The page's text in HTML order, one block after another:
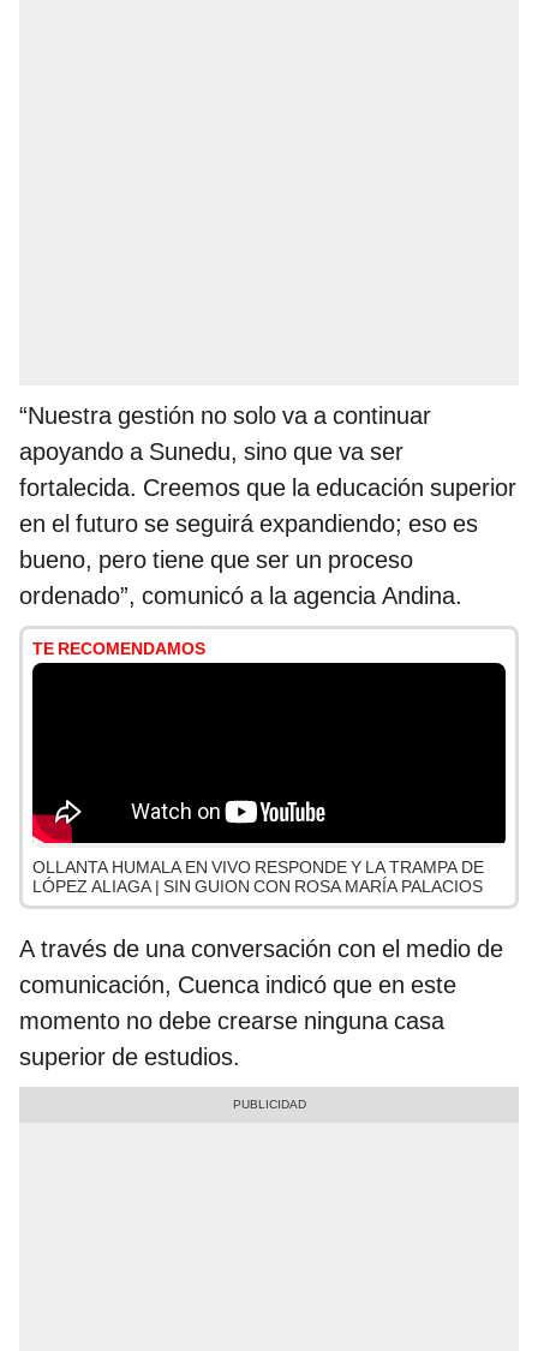
“Nuestra gestión no solo va a continuar
apoyando a Sunedu, sino que va ser
fortalecida. Creemos que la educación superior
en el futuro se seguirá expandiendo; eso es
bueno, pero tiene que ser un proceso
ordenado”, comunicó a la agencia Andina.
TE RECOMENDAMOS
OLLANTA HUMALA EN VIVO RESPONDE Y LA TRAMPA DE
LÓPEZ ALIAGA | SIN GUION CON ROSA MARÍA PALACIOS
A través de una conversación con el medio de
comunicación, Cuenca indicó que en este
momento no debe crearse ninguna casa
superior de estudios.